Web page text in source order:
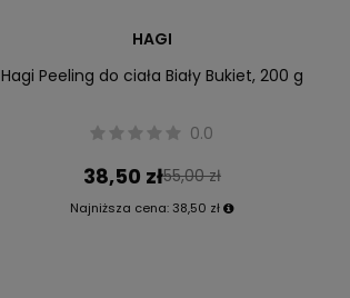
HAGI
Hagi Peeling do ciała Biały Bukiet, 200 g
0.0
38,50 zł55,00 zł
Najniższa cena: 38,50 zł